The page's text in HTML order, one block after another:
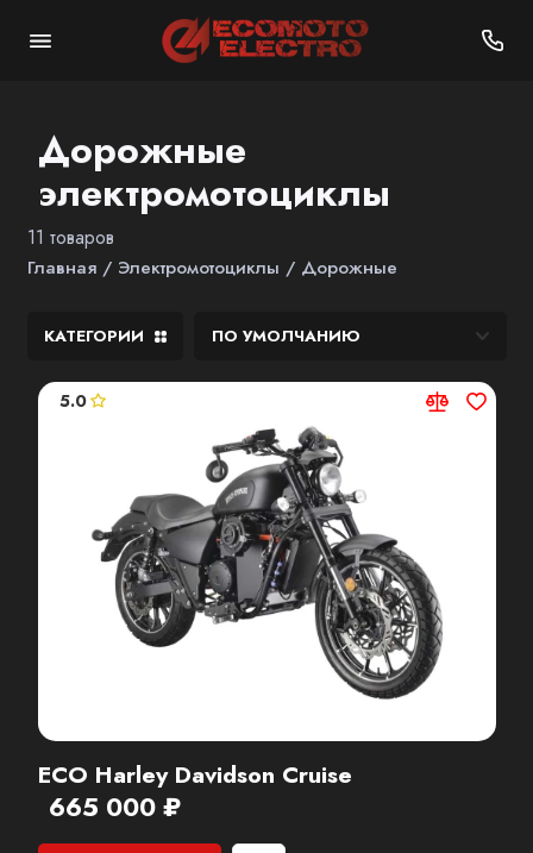
Дорожные
электромотоциклы
11 товаров
Главная Электромотоциклы Дорожные
Дорожные
КАТЕГОРИИ
5.0
ECO Harley Davidson Cruise
665 000 ₽